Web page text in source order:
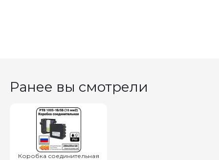
Ранее вы смотрели
Коробка соединительная